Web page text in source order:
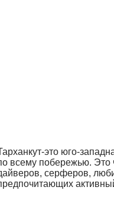
это юго-
всему побережью. Это
серферов,